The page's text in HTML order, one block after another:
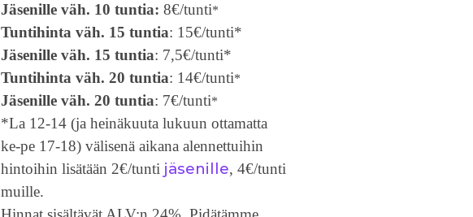
Jäsenille väh. 10 tuntia: 8€/tunti*
Tuntihinta väh. 15 tuntia: 15€/tunti*
Jäsenille väh. 15 tuntia: 7,5€/tunti*
Tuntihinta väh. 20 tuntia: 14€/tunti*
Jäsenille väh. 20 tuntia: 7€/tunti*
*La 12-14 (ja heinäkuuta lukuun ottamatta
ke-pe 17-18) välisenä aikana alennettuihin
hintoihin lisätään 2€/tunti jäsenille, 4€/tunti
muille.